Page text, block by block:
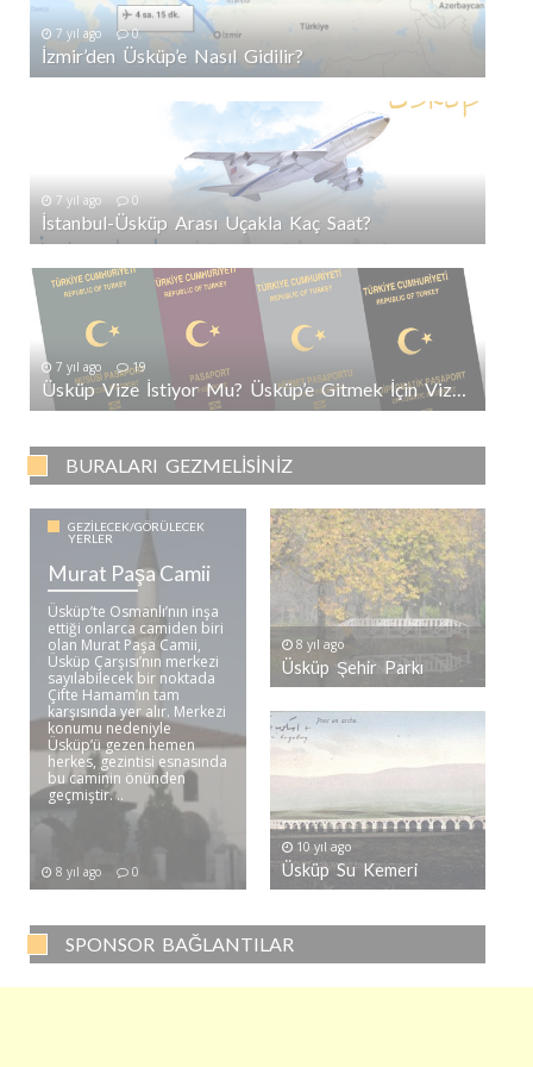
7 yıl ago 0
İzmir’den Üsküp’e Nasıl Gidilir?
7 yıl ago 0
İstanbul-Üsküp Arası Uçakla Kaç Saat?
7 yıl ago 19
Üsküp Vize İstiyor Mu? Üsküp’e Gitmek İçin Vize Gerekli Mi?
BURALARI GEZMELISINIZ
GEZILECEK/GÖRÜLECEK
YERLER
Murat Paşa Camii
Üsküp’te Osmanlı’nın inşa
ettiği onlarca camiden biri
olan Murat Paşa Camii,
Üsküp Çarşısı’nın merkezi
sayılabilecek bir noktada
Çifte Hamam’ın tam
karşısında yer alır. Merkezi
konumu nedeniyle
Üsküp’ü gezen hemen
herkes, gezintisi esnasında
bu caminin önünden
geçmiştir. ..
8 yıl ago 0
8 yıl ago
Üsküp Şehir Parkı
10 yıl ago
Üsküp Su Kemeri
SPONSOR BAĞLANTILAR